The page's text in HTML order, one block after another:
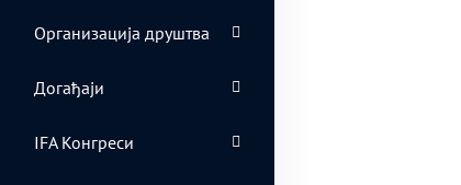
Организација друштва
Догађаји
IFA Конгреси